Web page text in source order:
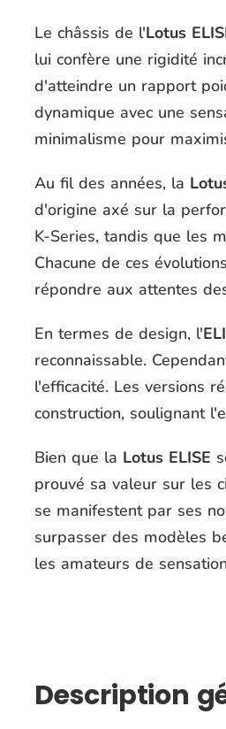
Le châssis de l'Lotus
lui confère une rigidité
d'atteindre un rapport
dynamique avec une
minimalisme pour
Au fil des années, la
d'origine axé sur la
K-Series, tandis que les
Chacune de ces
répondre aux attentes
En termes de design, l'
reconnaissable.
l'efficacité. Les versions
construction, soulignant
Bien que la Lotus ELISE
prouvé sa valeur sur les
se manifestent par ses
surpasser des modèles
les amateurs de
Description